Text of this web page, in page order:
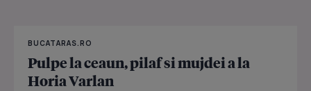
BUCATARAS.RO
Pulpe la ceaun, pilaf si mujdei a la
Horia Varlan